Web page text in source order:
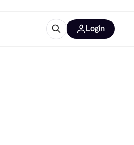
Login